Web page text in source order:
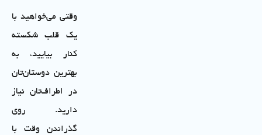
وقتی می‌خواهید با
یک قلب شکسته
کنار بیایید، به
بهترین دوستان‌تان
در اطراف‌تان نیاز
دارید. روی
گذراندن وقت با